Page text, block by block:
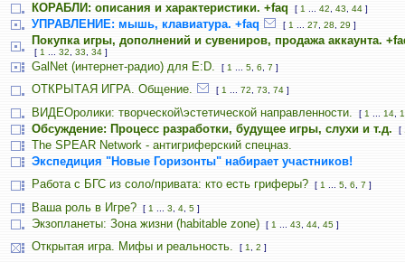
КОРАБЛИ: описания и характеристики. +faq
[ 1 42 43 44 ]
УПРАВЛЕНИЕ: мышь, клавиатура. +faq [ 1 27 28 29 ]
Покупка игры, дополнений и сувениров, продажа аккаунта.
[ 1 32 33 34 ]
GalNet (интернет-радио) для E:D. [ 1 5 6 7 ]
ОТКРЫТАЯ ИГРА. Общение. [ 1 72 73 74 ]
ВИДЕОролики: творческой\эстетической направленности. [ 1 14
Обсуждение: Процесс разработки, будущее игры, слухи и т.д. [
The SPEAR Network - антигриферский спецназ.
Экспедиция "Новые Горизонты" набирает участников!
Работа с БГС из соло/привата: кто есть гриферы?
[ 1 5 6 7 ]
Ваша роль в Игре? [ 1 3 4 5 ]
Экзопланеты: Зона жизни (habitable zone) [ 1 43 44 45 ]
Открытая игра. Мифы и реальность. [ 1 2 ]